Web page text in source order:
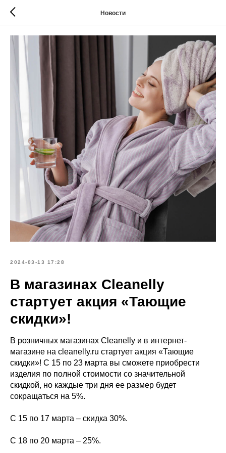
Новости
2024-03-13 17:28
В магазинах Cleanelly
стартует акция «Тающие
скидки»!
В розничных магазинах Cleanelly и в интернет-
магазине на cleanelly.ru стартует акция «Тающие
скидки»! С 15 по 23 марта вы сможете приобрести
изделия по полной стоимости со значительной
скидкой, но каждые три дня ее размер будет
сокращаться на 5%.
С 15 по 17 марта – скидка 30%.
С 18 по 20 марта – 25%.